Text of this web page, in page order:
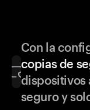
Con la
copias de
dispositivos
seguro y